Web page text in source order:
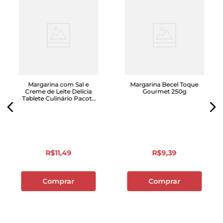
Margarina com Sal e
Creme de Leite Delícia
Tablete Culinário Pacote
R$11,49
Comprar
Margarina Becel Toque
Gourmet 250g
R$9,39
Comprar